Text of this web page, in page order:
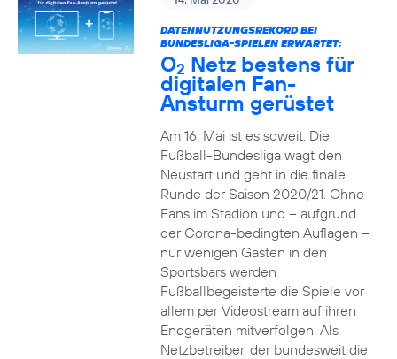
DATENNUTZUNGSREKORD BEI
BUNDESLIGA-SPIELEN ERWARTET:
O2 Netz bestens für
digitalen Fan-
Ansturm gerüstet
Am 16. Mai ist es soweit: Die
Fußball-Bundesliga wagt den
Neustart und geht in die finale
Runde der Saison 2020/21. Ohne
Fans im Stadion und – aufgrund
der Corona-bedingten Auflagen –
nur wenigen Gästen in den
Sportsbars werden
Fußballbegeisterte die Spiele vor
allem per Videostream auf ihren
Endgeräten mitverfolgen. Als
Netzbetreiber, der bundesweit die